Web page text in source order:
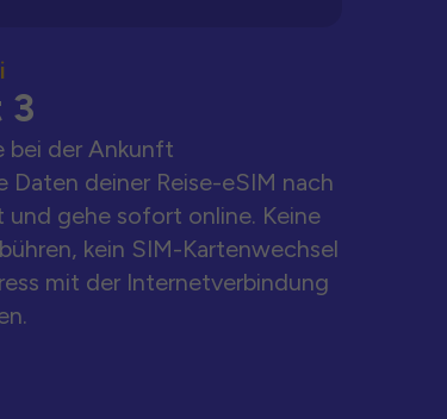
3
bei der Ankunft
Daten deiner Reise-eSIM nach
und gehe sofort online. Keine
kein SIM-Kartenwechsel
mit der Internetverbindung